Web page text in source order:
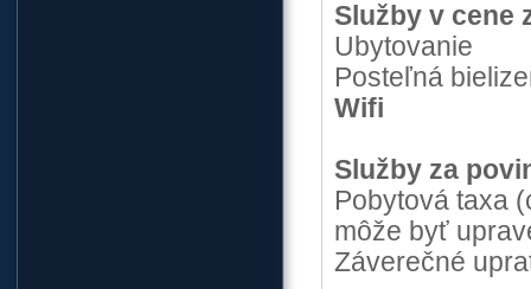
Služby v cene
Ubytovanie
Posteľná
Wifi
Služby za
Pobytová taxa
môže byť
Záverečné